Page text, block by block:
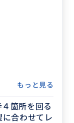
もっと見る
箇所を回る
に合わせてレ